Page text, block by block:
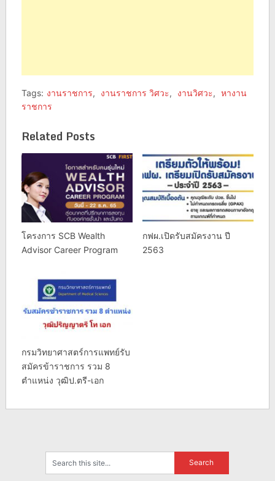
Tags: งานราชการ, งานราชการ วิศวะ, งานวิศวะ, หางาน
ราชการ
Related Posts
โครงการ SCB Wealth
Advisor Career Program
กฟผ.เปิดรับสมัครงาน ปี
2563
กรมวิทยาศาสตร์การแพทย์รับ
สมัครข้าราชการ รวม 8
ตำแหน่ง วุฒิป.ตรี-เอก